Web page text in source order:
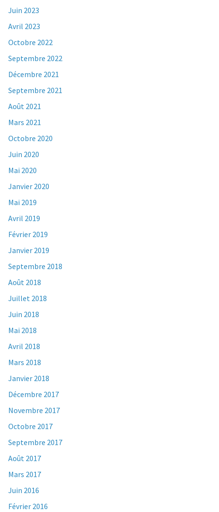
Juin 2023
Avril 2023
Octobre 2022
Septembre 2022
Décembre 2021
Septembre 2021
Août 2021
Mars 2021
Octobre 2020
Juin 2020
Mai 2020
Janvier 2020
Mai 2019
Avril 2019
Février 2019
Janvier 2019
Septembre 2018
Août 2018
Juillet 2018
Juin 2018
Mai 2018
Avril 2018
Mars 2018
Janvier 2018
Décembre 2017
Novembre 2017
Octobre 2017
Septembre 2017
Août 2017
Mars 2017
Juin 2016
Février 2016